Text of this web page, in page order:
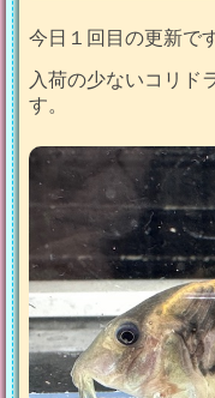
今日１回目の更新で
入荷の少ないコリ
す。